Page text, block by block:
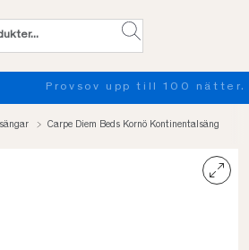
till 100 nätter. Läs mer
Carpe Diem Beds Kornö Kontinentalsäng